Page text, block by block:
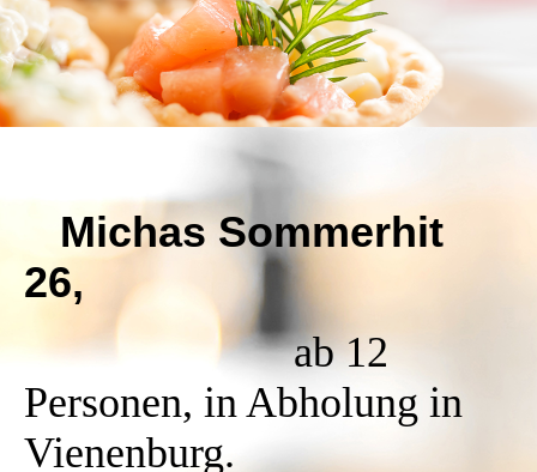
Michas Sommerhit
26,
ab 12
Personen, in Abholung in
Vienenburg.